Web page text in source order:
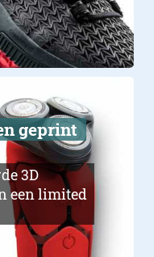
geprint
3D
een limited